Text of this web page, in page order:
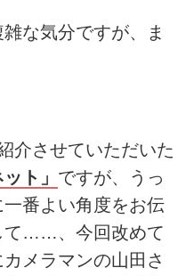
な気分ですが、ま
介させていただいた
ト」 ですが、うっ
番よい角度をお伝
て……、今回改めて
メラマンの山田さ